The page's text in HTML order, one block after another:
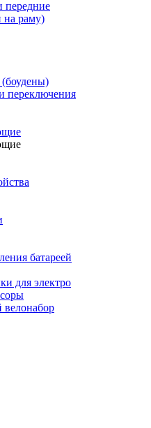
передние
на раму)
переключения
батареей
для электро
велонабор